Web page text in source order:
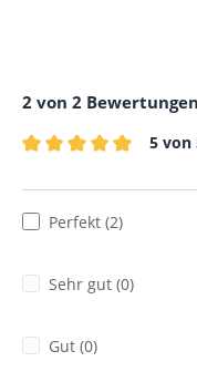
2 von 2 Bewertungen
5 von
Perfekt (2)
Sehr gut (0)
Gut (0)